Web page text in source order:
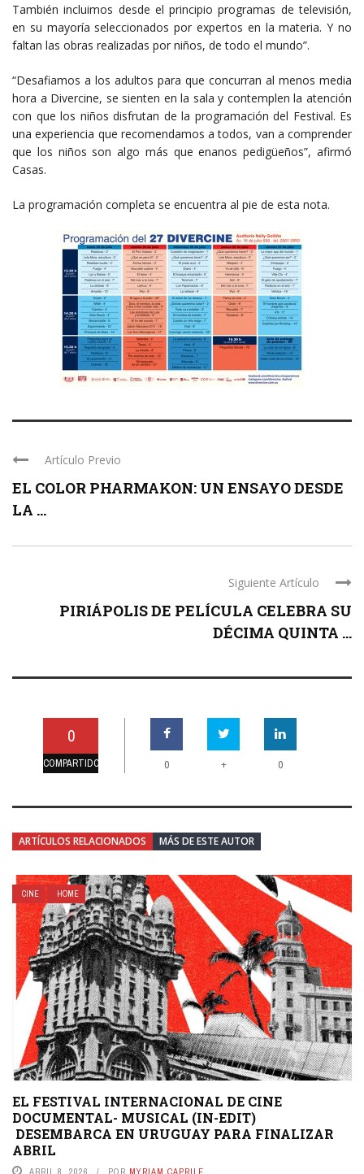
También incluimos desde el principio programas de televisión,
en su mayoría seleccionados por expertos en la materia. Y no
faltan las obras realizadas por niños, de todo el mundo”.
“Desafiamos a los adultos para que concurran al menos media
hora a Divercine, se sienten en la sala y contemplen la atención
con que los niños disfrutan de la programación del Festival. Es
una experiencia que recomendamos a todos, van a comprender
que los niños son algo más que enanos pedigüeños”, afirmó
Casas.
La programación completa se encuentra al pie de esta nota.
Artículo Previo
EL COLOR PHARMAKON: UN ENSAYO DESDE
LA ...
Siguiente Artículo
PIRIÁPOLIS DE PELÍCULA CELEBRA SU
DÉCIMA QUINTA ...
0
COMPARTIDO 0 + 0
ARTÍCULOS RELACIONADOS MÁS DE ESTE AUTOR
CINE HOME
EL FESTIVAL INTERNACIONAL DE CINE
DOCUMENTAL- MUSICAL (IN-EDIT)
DESEMBARCA EN URUGUAY PARA FINALIZAR
ABRIL
ABRIL 8, 2026 POR MYRIAM CAPRILE